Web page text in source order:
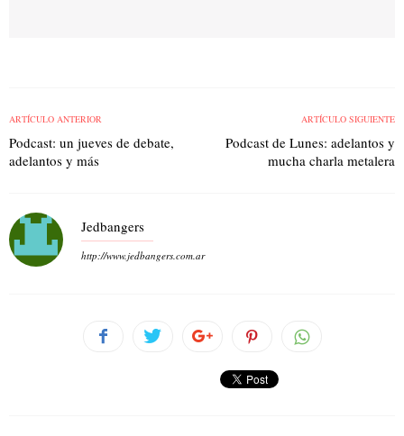
ARTÍCULO ANTERIOR
Podcast: un jueves de debate,
adelantos y más
ARTÍCULO SIGUIENTE
Podcast de Lunes: adelantos y
mucha charla metalera
Jedbangers
http://www.jedbangers.com.ar